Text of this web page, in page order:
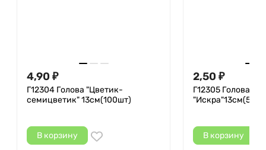
4,90 ₽
Г12304 Голова "Цветик-
семицветик" 13см(100шт)
В корзину
2,50 ₽
Г12305 Голова
В корзину